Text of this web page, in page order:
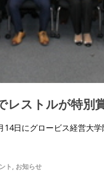
ストルが特別
日にグロービス経営大
ト, お知らせ